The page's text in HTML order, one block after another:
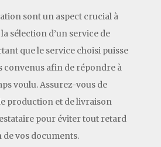
sont un aspect crucial à
sélection d’un service de
que le service choisi puisse
convenus afin de répondre à
voulu. Assurez-vous de
production et de livraison
pour éviter tout retard
vos documents.